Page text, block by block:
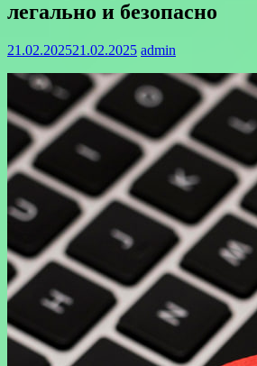
легально и безопасно
21.02.202521.02.2025 admin